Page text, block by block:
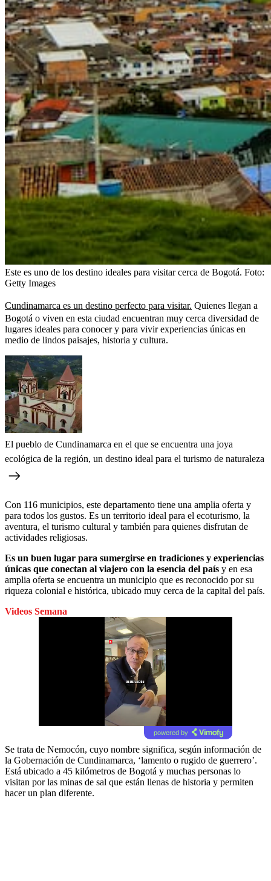
Este es uno de los destino ideales para visitar cerca de Bogotá. Foto:
Getty Images
Cundinamarca es un destino perfecto para visitar. Quienes llegan a
Bogotá o viven en esta ciudad encuentran muy cerca diversidad de
lugares ideales para conocer y para vivir experiencias únicas en
medio de lindos paisajes, historia y cultura.
El pueblo de Cundinamarca en el que se encuentra una joya
ecológica de la región, un destino ideal para el turismo de naturaleza
Con 116 municipios, este departamento tiene una amplia oferta y
para todos los gustos. Es un territorio ideal para el ecoturismo, la
aventura, el turismo cultural y también para quienes disfrutan de
actividades religiosas.
Es un buen lugar para sumergirse en tradiciones y experiencias
únicas que conectan al viajero con la esencia del país y en esa
amplia oferta se encuentra un municipio que es reconocido por su
riqueza colonial e histórica, ubicado muy cerca de la capital del país.
Videos Semana
powered by
Se trata de Nemocón, cuyo nombre significa, según información de
la Gobernación de Cundinamarca, ‘lamento o rugido de guerrero’.
Está ubicado a 45 kilómetros de Bogotá y muchas personas lo
visitan por las minas de sal que están llenas de historia y permiten
hacer un plan diferente.